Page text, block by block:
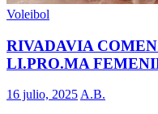
Voleibol
RIVADAVIA
LI.PRO.MA
16 julio, 2025A.B.